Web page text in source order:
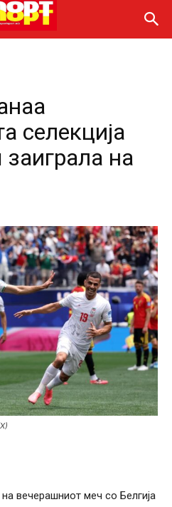
селекција
заиграла на
вечерашниот меч со Белгија